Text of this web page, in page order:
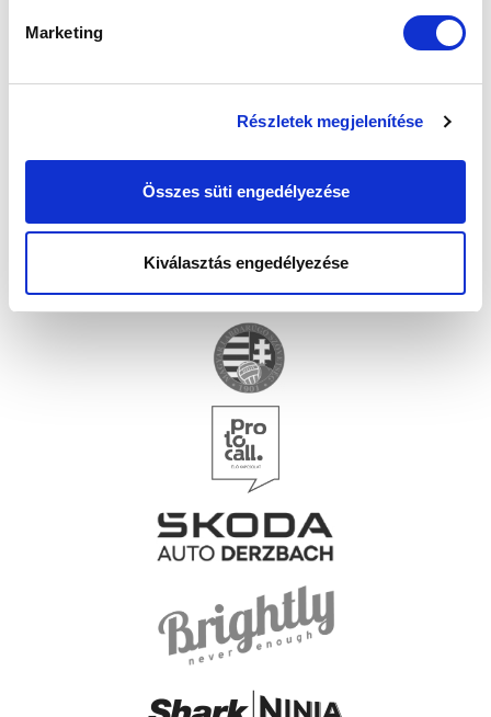
Marketing
Részletek megjelenítése
Összes süti engedélyezése
Kiválasztás engedélyezése